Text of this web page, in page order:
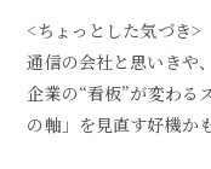
<ちょっとした気づき>
通信の会社と思いきや
企業の“看板”が変わる
の軸」を見直す好機かも